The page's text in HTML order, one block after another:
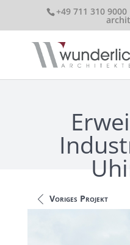
+49 711 310 9000
Voriges Projekt